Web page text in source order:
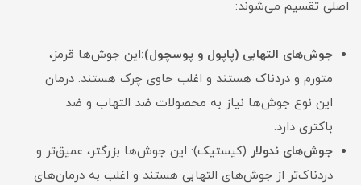
اصلی تقسیم می‌شوند:
جوش‌های التهابی (پاپول و پوسچول):این جوش‌ها قرمز،
متورم و دردناک هستند و اغلب حاوی چرک هستند. درمان
این نوع جوش‌ها نیاز به محصولات ضد التهاب و ضد
باکتری دارد.
جوش‌های ندولار (کیستیک): این جوش‌ها بزرگتر، عمیق‌تر و
دردناک‌تر از جوش‌های التهابی هستند و اغلب به درمان‌های